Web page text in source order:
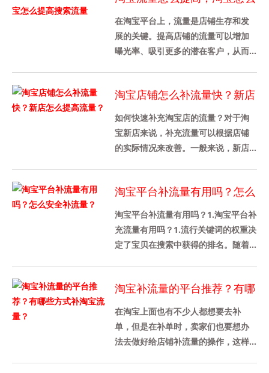
提高搜索流量
在淘宝平台上，流量是店铺生存和发
展的关键。提高店铺的流量可以增加
曝光率、吸引更多的潜在客户，从而
的......
淘宝店铺怎么补流量快？新店
怎么提高流量？
如何快速补充淘宝店的流量？对于淘
宝新店来说，补充流量可以根据店铺
的实际情况来改善。一般来说，新店
淘宝平台补流量有用吗？怎么
安全补流量？
淘宝平台补流量有用吗？1.淘宝平台补
充流量有用吗？1.流行关键词的权重决
定了宝贝在搜索中获得的排名。随着
淘宝补流量的平台推荐？有哪
些方式补淘宝流量？
在淘宝上面也有不少人都想要去补
单，但是在补单时，卖家们也要想办
法去做好给店铺补流量的操作，这样